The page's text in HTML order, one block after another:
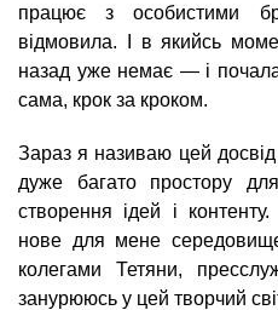
працює з особистими
відмовила. І в якийсь
назад уже немає — і
сама, крок за кроком.
Зараз я називаю цей
дуже багато простору
створення ідей і
нове для мене
колегами Тетяни,
занурююсь у цей творчий